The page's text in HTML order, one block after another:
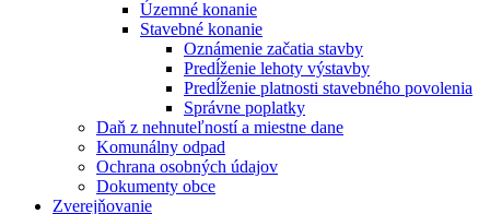
Územné konanie
Stavebné konanie
Oznámenie začatia stavby
Predĺženie lehoty výstavby
Predĺženie platnosti stavebného povolenia
Správne poplatky
Daň z nehnuteľností a miestne dane
Komunálny odpad
Ochrana osobných údajov
Dokumenty obce
Zverejňovanie